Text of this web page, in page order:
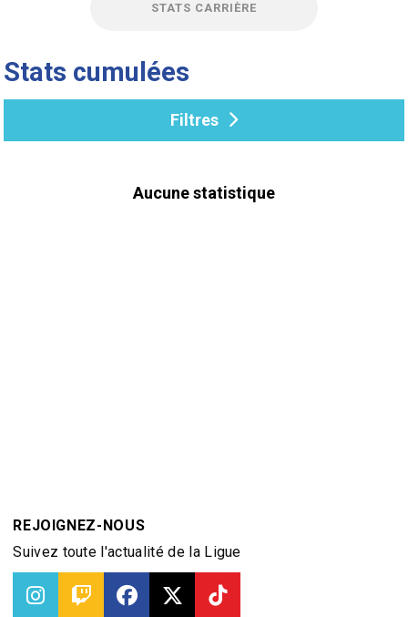
STATS CARRIÈRE
Stats cumulées
Filtres
Aucune statistique
REJOIGNEZ-NOUS
Suivez toute l'actualité de la Ligue